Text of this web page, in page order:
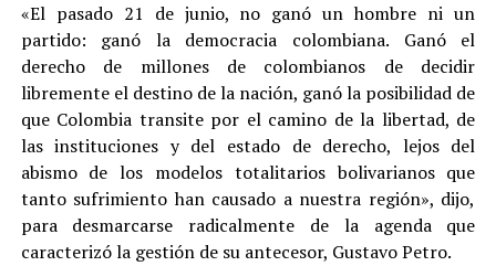
«El pasado 21 de junio, no ganó un hombre ni un
partido: ganó la democracia colombiana. Ganó el
derecho de millones de colombianos de decidir
libremente el destino de la nación, ganó la posibilidad de
que Colombia transite por el camino de la libertad, de
las instituciones y del estado de derecho, lejos del
abismo de los modelos totalitarios bolivarianos que
tanto sufrimiento han causado a nuestra región», dijo,
para desmarcarse radicalmente de la agenda que
caracterizó la gestión de su antecesor, Gustavo Petro.